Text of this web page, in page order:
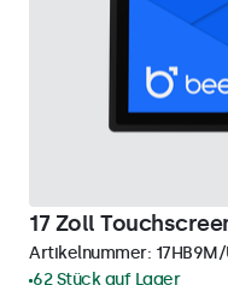
17 Zoll
Artikelnummer: 17HB9M/
62 Stück auf Lager